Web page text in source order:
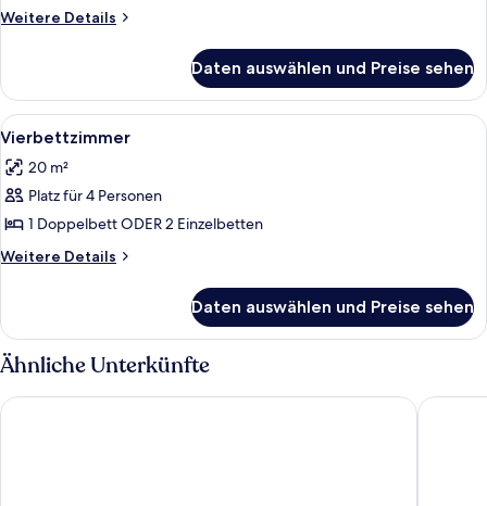
Weitere Details
Weitere
Daten auswählen und Preise sehen
Alle
Fotos
für
Vierbettzimmer
anzeigen
Ein ordentlich eingerichtetes
4
Vierbettzimmer
20 m²
Platz für 4 Personen
1 Doppelbett ODER 2 Einzelbetten
Weitere Details
Weitere
Daten auswählen und Preise sehen
Ähnliche Unterkünfte
Hotel Sporting